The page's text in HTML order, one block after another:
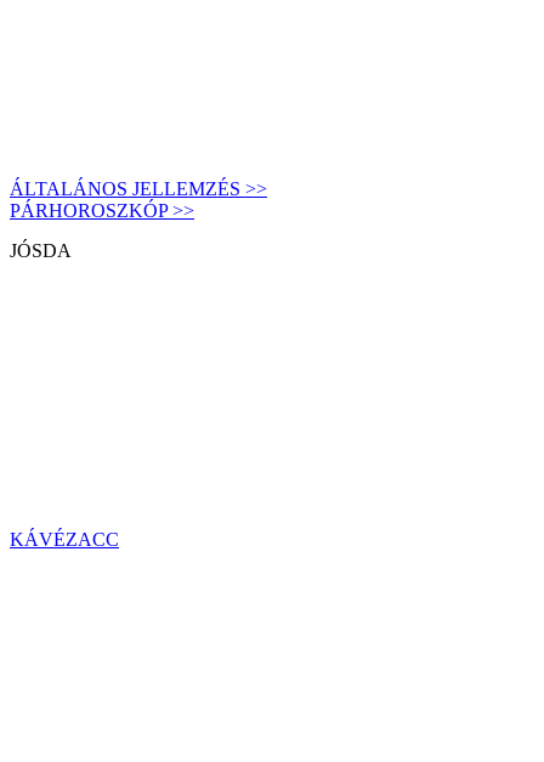
ÁLTALÁNOS JELLEMZÉS >>
PÁRHOROSZKÓP >>
JÓSDA
KÁVÉZACC